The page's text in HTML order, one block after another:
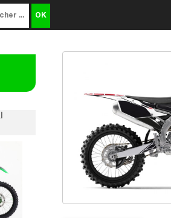
KIT DECO KAWASAKI
Bud Monster 2018